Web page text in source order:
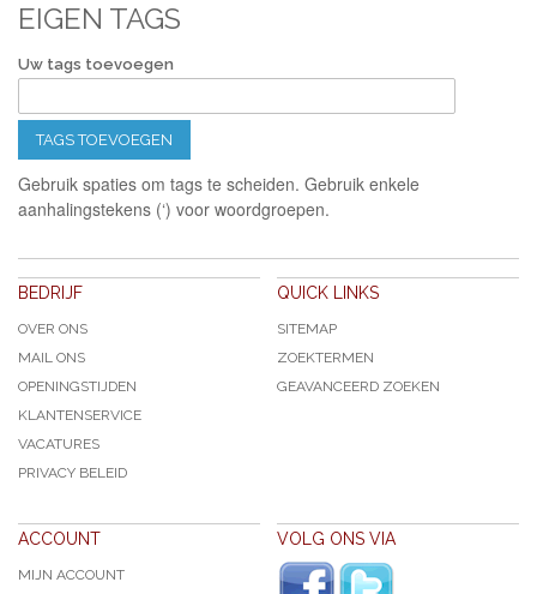
EIGEN TAGS
Uw tags toevoegen
TAGS TOEVOEGEN
Gebruik spaties om tags te scheiden. Gebruik enkele
aanhalingstekens (‘) voor woordgroepen.
BEDRIJF
OVER ONS
MAIL ONS
OPENINGSTIJDEN
KLANTENSERVICE
VACATURES
PRIVACY BELEID
QUICK LINKS
SITEMAP
ZOEKTERMEN
GEAVANCEERD ZOEKEN
ACCOUNT
MIJN ACCOUNT
VOLG ONS VIA